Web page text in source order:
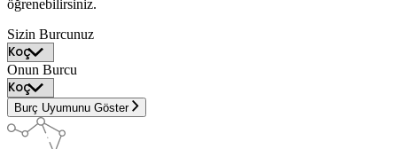
öğrenebilirsiniz.
Sizin Burcunuz
Onun Burcu
Burç Uyumunu Göster